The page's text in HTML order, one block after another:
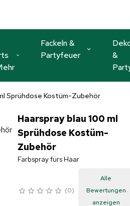
Fackeln &
Partyfeuer
&
Sprühdose Kostüm-Zubehör
Haarspray blau 100 ml
Sprühdose Kostüm-
Zubehör
Farbspray fürs Haar
0
Alle
Bewertungen
anzeigen